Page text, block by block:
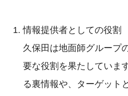
情報提供者としての役割
久保田は地面師グループ
要な役割を果たしていま
る裏情報や、ターゲット